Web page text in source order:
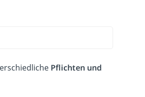
Pflichten und